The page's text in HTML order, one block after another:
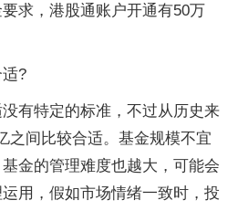
求，港股通账户开通有50万
?
有特定的标准，不过从历史来
之间比较合适。基金规模不宜
金的管理难度也越大，可能会
用，假如市场情绪一致时，投